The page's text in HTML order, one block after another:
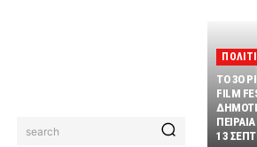
search
ΤΟ 3O
FILM
13